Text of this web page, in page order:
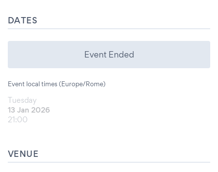
DATES
Event Ended
Event local times (Europe/Rome)
Tuesday
13 Jan 2026
21:00
VENUE